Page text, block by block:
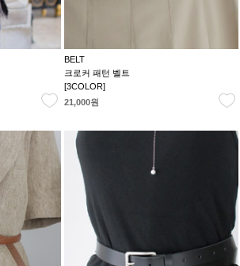
BELT
크로커 패턴 벨트
[3COLOR]
21,000원